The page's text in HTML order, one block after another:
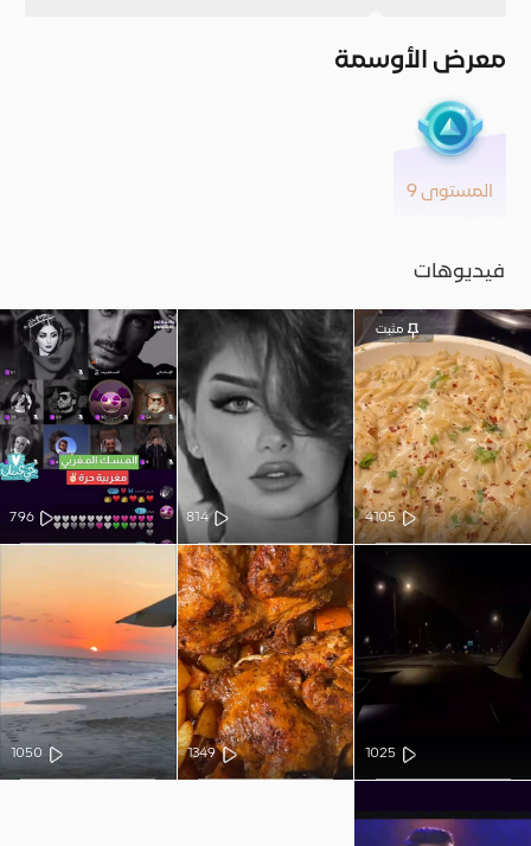
معرض الأوسمة
المستوى 9
فيديوهات
4105
مثبت
814
796
1025
1349
1050